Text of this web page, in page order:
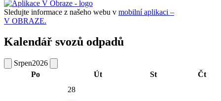
Sledujte informace z našeho webu v mobilní aplikaci –
V OBRAZE.
Kalendář svozů odpadů
Srpen2026
Po
Út St Čt
28